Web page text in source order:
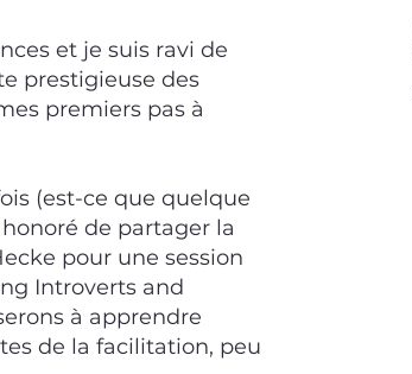
et je suis ravi de
prestigieuse des
premiers pas à
(est-ce que quelque
de partager la
pour une session
Introverts and
à apprendre
de la facilitation, peu